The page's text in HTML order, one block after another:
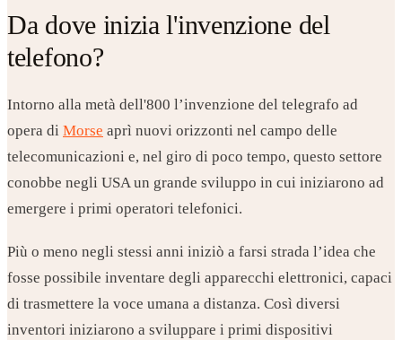
Da dove inizia l'invenzione del
telefono?
Intorno alla metà dell'800 l’invenzione del telegrafo ad
opera di Morse aprì nuovi orizzonti nel campo delle
telecomunicazioni e, nel giro di poco tempo, questo settore
conobbe negli USA un grande sviluppo in cui iniziarono ad
emergere i primi operatori telefonici.
Più o meno negli stessi anni iniziò a farsi strada l’idea che
fosse possibile inventare degli apparecchi elettronici, capaci
di trasmettere la voce umana a distanza. Così diversi
inventori iniziarono a sviluppare i primi dispositivi